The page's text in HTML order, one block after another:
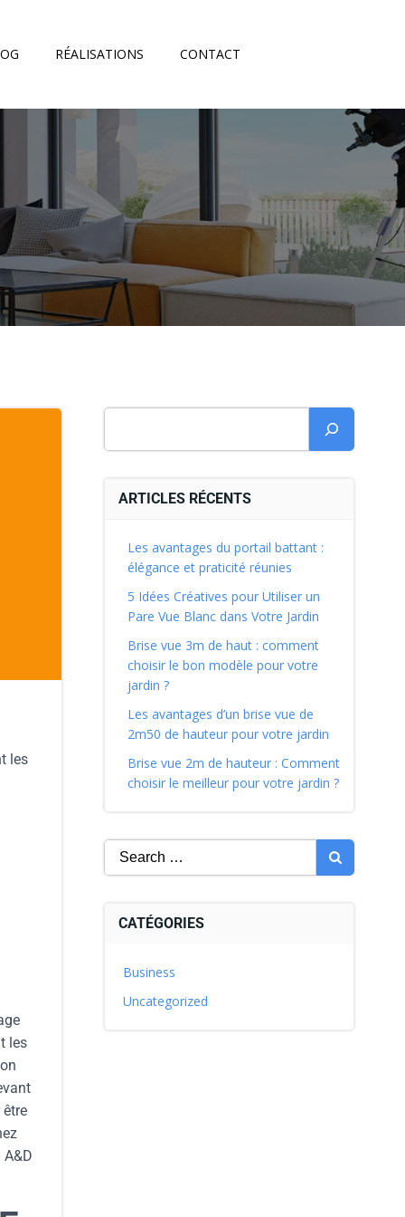
RÉALISATIONS CONTACT
les
les
ARTICLES RÉCENTS
Les avantages du portail battant :
élégance et praticité réunies
5 Idées Créatives pour Utiliser un
Pare Vue Blanc dans Votre Jardin
Brise vue 3m de haut : comment
choisir le bon modèle pour votre
jardin ?
Les avantages d’un brise vue de
2m50 de hauteur pour votre jardin
Brise vue 2m de hauteur : Comment
choisir le meilleur pour votre jardin ?
CATÉGORIES
Business
Uncategorized